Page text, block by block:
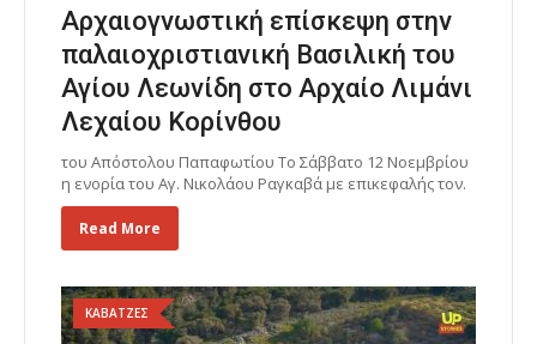
Αρχαιογνωστική επίσκεψη στην
παλαιοχριστιανική Βασιλική του
Αγίου Λεωνίδη στο Αρχαίο Λιμάνι
Λεχαίου Κορίνθου
του Απόστολου Παπαφωτίου Το Σάββατο 12 Νοεμβρίου
η ενορία του Αγ. Νικολάου Ραγκαβά με επικεφαλής τον.
Read More
ΚΑΒΑΤΖΕΣ